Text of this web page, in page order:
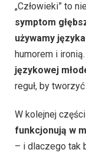
„Człowieki” to
symptom
używamy języka
humorem i
językowej
reguł, by
W kolejnej
funkcjonują w
– i dlaczego tak